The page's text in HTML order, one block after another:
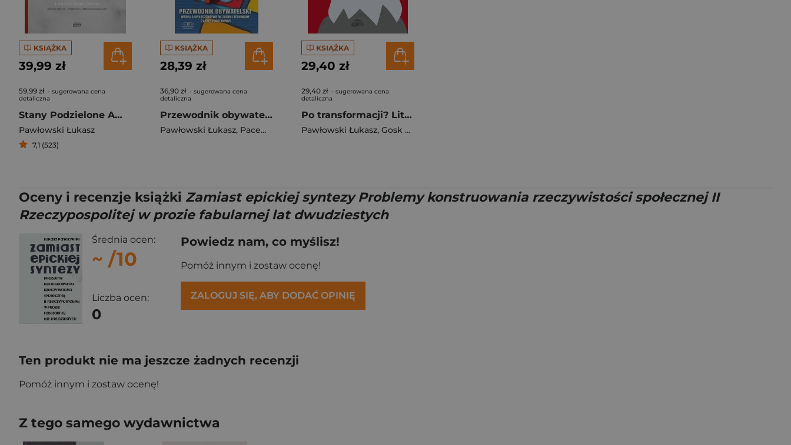
KSIĄŻKA
39,99 zł
59,99 zł - sugerowana cena
detaliczna
Stany Podzielone Ameryki
Pawłowski Łukasz
7,1 (523)
KSIĄŻKA
28,39 zł
36,90 zł - sugerowana cena
detaliczna
Przewodnik obywatelski Część 1 Wiedza o społeczeństwie Zakres podstawowy Liceum i technikum
Pawłowski Łukasz, Pacewicz Alicja
KSIĄŻKA
29,40 zł
29,40 zł - sugerowana cena
detaliczna
Po transformacji? Literackie idiomy zjawisk..
Pawłowski Łukasz, Gosk Hanna
Oceny i recenzje książki Zamiast epickiej syntezy Problemy konstruowania rzeczywistości społecznej II
Rzeczypospolitej w prozie fabularnej lat dwudziestych
Średnia ocen:
~ /10
Liczba ocen:
0
Powiedz nam, co myślisz!
Pomóż innym i zostaw ocenę!
ZALOGUJ SIĘ, ABY DODAĆ OPINIĘ
Ten produkt nie ma jeszcze żadnych recenzji
Pomóż innym i zostaw ocenę!
Z tego samego wydawnictwa